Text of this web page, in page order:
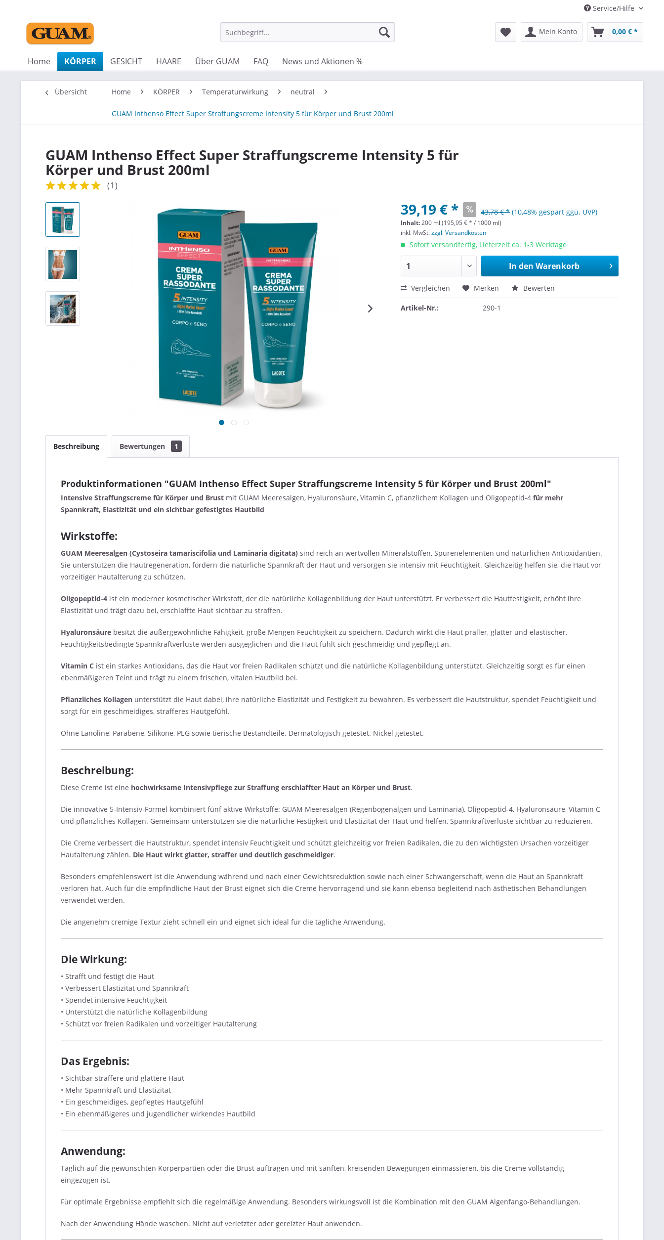
Service/Hilfe
Mein Konto 0,00 € *
Home KÖRPER GESICHT HAARE Über GUAM FAQ News und Aktionen %
Übersicht Home KÖRPER Temperaturwirkung neutral
GUAM Inthenso Effect Super Straffungscreme Intensity 5 für Körper und Brust 200ml
GUAM Inthenso Effect Super Straffungscreme Intensity 5 für
Körper und Brust 200ml
(1)
39,19 € * 43,78 € * (10,48% gespart ggü. UVP)
Inhalt:200 ml (195,95 € * / 1000 ml)
inkl. MwSt.zzgl. Versandkosten
Sofort versandfertig, Lieferzeit ca. 1-3 Werktage
In den Warenkorb
Vergleichen Merken Bewerten
Artikel-Nr.: 290-1
Beschreibung Bewertungen 1
Produktinformationen "GUAM Inthenso Effect Super Straffungscreme Intensity 5 für Körper und Brust 200ml"
Intensive Straffungscreme für Körper und Brust mit GUAM Meeresalgen, Hyaluronsäure, Vitamin C, pflanzlichem Kollagen und Oligopeptid-4 für mehr
Spannkraft, Elastizität und ein sichtbar gefestigtes Hautbild
Wirkstoffe:
GUAM Meeresalgen (Cystoseira tamariscifolia und Laminaria digitata) sind reich an wertvollen Mineralstoffen, Spurenelementen und natürlichen Antioxidantien.
Sie unterstützen die Hautregeneration, fördern die natürliche Spannkraft der Haut und versorgen sie intensiv mit Feuchtigkeit. Gleichzeitig helfen sie, die Haut vor
vorzeitiger Hautalterung zu schützen.
Oligopeptid-4 ist ein moderner kosmetischer Wirkstoff, der die natürliche Kollagenbildung der Haut unterstützt. Er verbessert die Hautfestigkeit, erhöht ihre
Elastizität und trägt dazu bei, erschlaffte Haut sichtbar zu straffen.
Hyaluronsäure besitzt die außergewöhnliche Fähigkeit, große Mengen Feuchtigkeit zu speichern. Dadurch wirkt die Haut praller, glatter und elastischer.
Feuchtigkeitsbedingte Spannkraftverluste werden ausgeglichen und die Haut fühlt sich geschmeidig und gepflegt an.
Vitamin C ist ein starkes Antioxidans, das die Haut vor freien Radikalen schützt und die natürliche Kollagenbildung unterstützt. Gleichzeitig sorgt es für einen
ebenmäßigeren Teint und trägt zu einem frischen, vitalen Hautbild bei.
Pflanzliches Kollagen unterstützt die Haut dabei, ihre natürliche Elastizität und Festigkeit zu bewahren. Es verbessert die Hautstruktur, spendet Feuchtigkeit und
sorgt für ein geschmeidiges, strafferes Hautgefühl.
Ohne Lanoline, Parabene, Silikone, PEG sowie tierische Bestandteile. Dermatologisch getestet. Nickel getestet.
Beschreibung:
Diese Creme ist eine hochwirksame Intensivpflege zur Straffung erschlaffter Haut an Körper und Brust.
Die innovative 5-Intensiv-Formel kombiniert fünf aktive Wirkstoffe: GUAM Meeresalgen (Regenbogenalgen und Laminaria), Oligopeptid-4, Hyaluronsäure, Vitamin C
und pflanzliches Kollagen. Gemeinsam unterstützen sie die natürliche Festigkeit und Elastizität der Haut und helfen, Spannkraftverluste sichtbar zu reduzieren.
Die Creme verbessert die Hautstruktur, spendet intensiv Feuchtigkeit und schützt gleichzeitig vor freien Radikalen, die zu den wichtigsten Ursachen vorzeitiger
Hautalterung zählen. Die Haut wirkt glatter, straffer und deutlich geschmeidiger.
Besonders empfehlenswert ist die Anwendung während und nach einer Gewichtsreduktion sowie nach einer Schwangerschaft, wenn die Haut an Spannkraft
verloren hat. Auch für die empfindliche Haut der Brust eignet sich die Creme hervorragend und sie kann ebenso begleitend nach ästhetischen Behandlungen
verwendet werden.
Die angenehm cremige Textur zieht schnell ein und eignet sich ideal für die tägliche Anwendung.
Die Wirkung:
• Strafft und festigt die Haut
• Verbessert Elastizität und Spannkraft
• Spendet intensive Feuchtigkeit
• Unterstützt die natürliche Kollagenbildung
• Schützt vor freien Radikalen und vorzeitiger Hautalterung
Das Ergebnis:
• Sichtbar straffere und glattere Haut
• Mehr Spannkraft und Elastizität
• Ein geschmeidiges, gepflegtes Hautgefühl
• Ein ebenmäßigeres und jugendlicher wirkendes Hautbild
Anwendung:
Täglich auf die gewünschten Körperpartien oder die Brust auftragen und mit sanften, kreisenden Bewegungen einmassieren, bis die Creme vollständig
eingezogen ist.
Für optimale Ergebnisse empfiehlt sich die regelmäßige Anwendung. Besonders wirkungsvoll ist die Kombination mit den GUAM Algenfango-Behandlungen.
Nach der Anwendung Hände waschen. Nicht auf verletzter oder gereizter Haut anwenden.